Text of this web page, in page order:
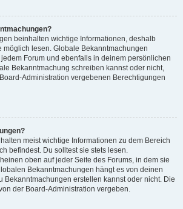
beinhalten wichtige Informationen, deshalb
möglich lesen. Globale Bekanntmachungen
Forum und ebenfalls in deinem persönlichen
Bekanntmachung schreiben kannst oder nicht,
Administration vergebenen Berechtigungen
meist wichtige Informationen zu dem Bereich
befindest. Du solltest sie stets lesen.
oben auf jeder Seite des Forums, in dem sie
Bekanntmachungen hängt es von deinen
Bekanntmachungen erstellen kannst oder nicht. Die
der Board-Administration vergeben.